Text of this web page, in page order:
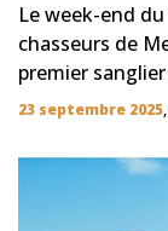
Le week-end
chasseurs de
premier
23 septembre 2025